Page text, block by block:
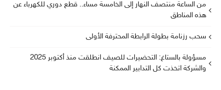
من الساعة منتصف النهار إلى الخامسة مساء.. قطع دوري للكهرباء عن
هذه المناطق
سحب رزنامة بطولة الرابطة المحترفة الأولى
مسؤولة بالستاغ: التحضيرات للصيف انطلقت منذ أكتوبر 2025
والشركة اتخذت كل التدابير الممكنة